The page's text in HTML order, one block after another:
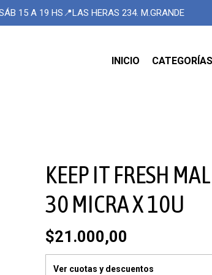
15 A 19 HS📍LAS HERAS 234. M.GRANDE
INICIO CATEGORÍAS
KEEP IT FRESH
30 MICRA X 10U
$21.000,00
Ver cuotas y descuentos